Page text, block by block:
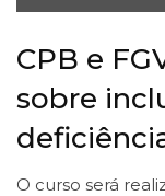
CPB e
sobre
O curso será